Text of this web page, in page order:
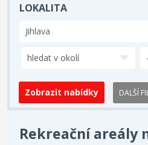
LOKALITA
hledat v okolí
DALŠÍ
Rekreační areály